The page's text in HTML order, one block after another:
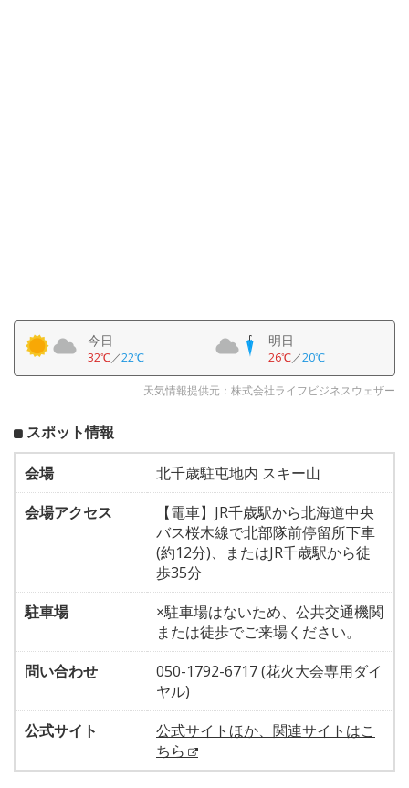
今日
32℃／22℃
明日
26℃／20℃
天気情報提供元：株式会社ライフビジネスウェザー
スポット情報
会場
北千歳駐屯地内 スキー山
会場アクセス
【電車】JR千歳駅から北海道中央
バス桜木線で北部隊前停留所下車
(約12分)、またはJR千歳駅から徒
歩35分
駐車場
×駐車場はないため、公共交通機関
または徒歩でご来場ください。
問い合わせ
050-1792-6717 (花火大会専用ダイ
ヤル)
公式サイト
公式サイトほか、関連サイトはこ
ちら